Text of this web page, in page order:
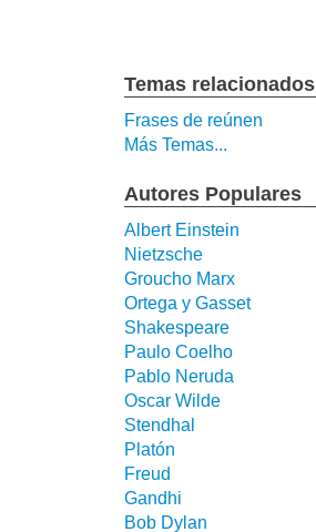
Temas relacionados
Frases de reúnen
Más Temas...
Autores Populares
Albert Einstein
Nietzsche
Groucho Marx
Ortega y Gasset
Shakespeare
Paulo Coelho
Pablo Neruda
Oscar Wilde
Stendhal
Platón
Freud
Gandhi
Bob Dylan